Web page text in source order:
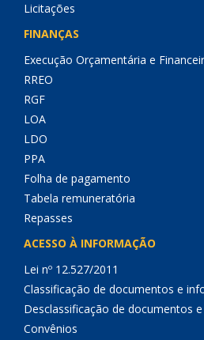
Licitações
FINANÇAS
Execução Orçamentária e
RREO
RGF
LOA
LDO
PPA
Folha de pagamento
Tabela remuneratória
Repasses
ACESSO À INFORMAÇÃO
Lei nº 12.527/2011
Classificação de documentos e
Desclassificação de documentos
Convênios